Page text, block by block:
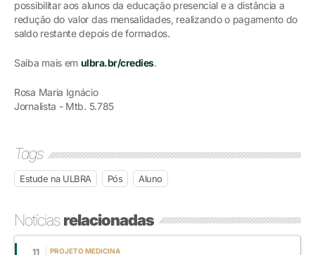
possibilitar aos alunos da educação presencial e a distância a
redução do valor das mensalidades, realizando o pagamento do
saldo restante depois de formados.
Saiba mais em ulbra.br/credies.
Rosa Maria Ignácio
Jornalista - Mtb. 5.785
Tags
Estude na ULBRA Pós Aluno
Notíciasrelacionadas
11 PROJETO MEDICINA